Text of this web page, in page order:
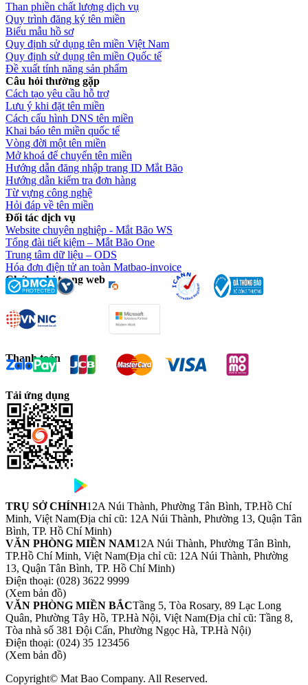
Than phiền chất lượng dịch vụ
Quy trình đăng ký tên miền
Biểu mẫu hồ sơ
Quy định sử dụng tên miền Việt Nam
Quy định sử dụng tên miền Quốc tế
Đề xuất tính năng sản phẩm
Câu hỏi thường gặp
Cách tạo yêu cầu hỗ trợ
Lưu ý khi đặt tên miền
Cách cấu hình DNS tên miền
Khai báo tên miền quốc tế
Vòng đời một tên miền
Mở khoá để chuyển tên miền
Hướng dẫn đăng nhập trang ID Mắt Bão
Hướng dẫn kiểm tra đơn hàng
Từ vựng công nghệ
Hỏi đáp về tên miền
Đối tác dịch vụ
Website chuyên nghiệp - Mắt Bão WS
Tổng đài tiết kiệm – Mắt Bão One
Trung tâm dữ liệu – ODS
Hóa đơn điện tử an toàn Matbao-invoice
Chứng chỉ trang web
Thanh toán
Tải ứng dụng
TRỤ SỞ CHÍNH12A Núi Thành, Phường Tân Bình, TP.Hồ Chí
Minh, Việt Nam(Địa chỉ cũ: 12A Núi Thành, Phường 13, Quận Tân
Bình, TP. Hồ Chí Minh)
VĂN PHÒNG MIỀN NAM12A Núi Thành, Phường Tân Bình,
TP.Hồ Chí Minh, Việt Nam(Địa chỉ cũ: 12A Núi Thành, Phường
13, Quận Tân Bình, TP. Hồ Chí Minh)
Điện thoại: (028) 3622 9999
(Xem bản đồ)
VĂN PHÒNG MIỀN BẮCTầng 5, Tòa Rosary, 89 Lạc Long
Quân, Phường Tây Hồ, TP.Hà Nội, Việt Nam(Địa chỉ cũ: Tầng 8,
Tòa nhà số 381 Đội Cấn, Phường Ngọc Hà, TP.Hà Nội)
Điện thoại: (024) 35 123456
(Xem bản đồ)
Copyright© Mat Bao Company. All Reserved.